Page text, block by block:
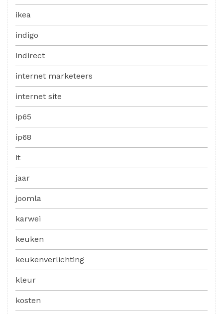
ikea
indigo
indirect
internet marketeers
internet site
ip65
ip68
it
jaar
joomla
karwei
keuken
keukenverlichting
kleur
kosten